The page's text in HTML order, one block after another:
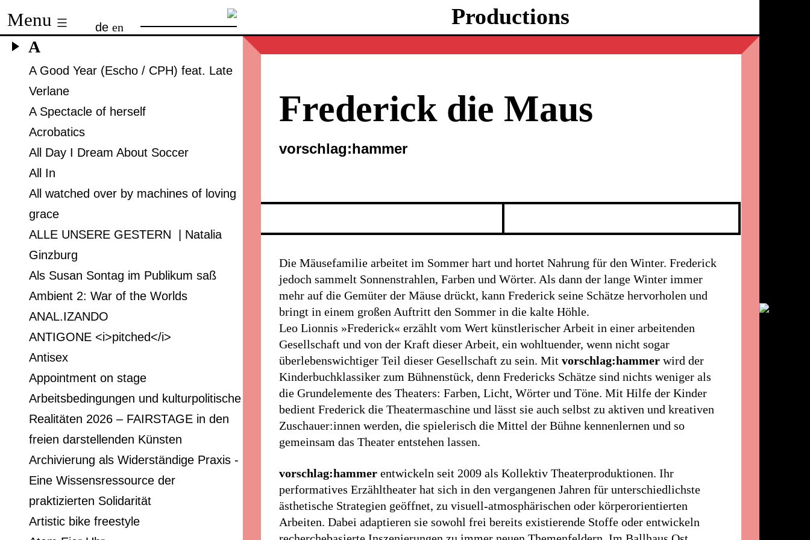
to
content
Menu de en
A
A Good Year (Escho / CPH) feat. Late
Verlane
A Spectacle of herself
Acrobatics
All Day I Dream About Soccer
All In
All watched over by machines of loving
grace
ALLE UNSERE GESTERN | Natalia
Ginzburg
Als Susan Sontag im Publikum saß
Ambient 2: War of the Worlds
ANAL.IZANDO
ANTIGONE <i>pitched</i>
Antisex
Appointment on stage
Arbeitsbedingungen und kulturpolitische
Realitäten 2026 – FAIRSTAGE in den
freien darstellenden Künsten
Archivierung als Widerständige Praxis -
Eine Wissensressource der
praktizierten Solidarität
Artistic bike freestyle
Productions
Frederick die Maus
vorschlag:hammer
Die Mäusefamilie arbeitet im Sommer hart und hortet Nahrung für den Winter. Frederick
jedoch sammelt Sonnenstrahlen, Farben und Wörter. Als dann der lange Winter immer
mehr auf die Gemüter der Mäuse drückt, kann Frederick seine Schätze hervorholen und
bringt in einem großen Auftritt den Sommer in die kalte Höhle.
Leo Lionnis »Frederick« erzählt vom Wert künstlerischer Arbeit in einer arbeitenden
Gesellschaft und von der Kraft dieser Arbeit, ein wohltuender, wenn nicht sogar
überlebenswichtiger Teil dieser Gesellschaft zu sein. Mitvorschlag:hammer wird der
Kinderbuchklassiker zum Bühnenstück, denn Fredericks Schätze sind nichts weniger als
die Grundelemente des Theaters: Farben, Licht, Wörter und Töne. Mit Hilfe der Kinder
bedient Frederick die Theatermaschine und lässt sie auch selbst zu aktiven und kreativen
Zuschauer:innen werden, die spielerisch die Mittel der Bühne kennenlernen und so
gemeinsam das Theater entstehen lassen.
vorschlag:hammer entwickeln seit 2009 als Kollektiv Theaterproduktionen. Ihr
performatives Erzähltheater hat sich in den vergangenen Jahren für unterschiedlichste
ästhetische Strategien geöffnet, zu visuell-atmosphärischen oder körperorientierten
Arbeiten. Dabei adaptieren sie sowohl frei bereits existierende Stoffe oder entwickeln